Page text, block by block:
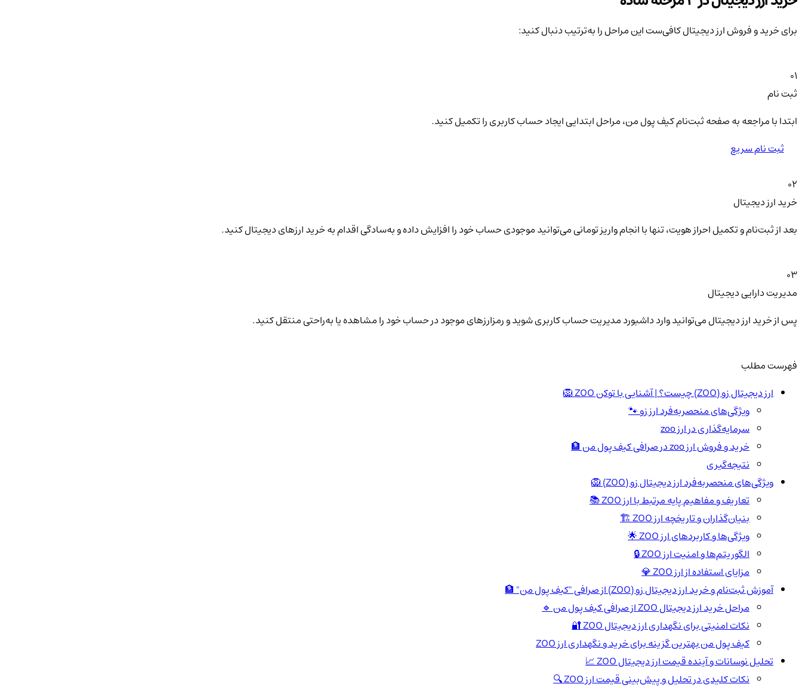
برای خرید و فروش ارز دیجیتال کافی‌ست این مراحل را به‌ترتیب دنبال کنید:
01
ثبت نام
ابتدا با مراجعه به صفحه ثبت‌نام کیف‌ پول من، مراحل ابتدایی ایجاد حساب کاربری را تکمیل کنید.
ثبت نام سریع
02
خرید ارز دیجیتال
بعد از ثبت‌نام و تکمیل احراز هویت، تنها با انجام واریز تومانی می‌توانید موجودی حساب خود را افزایش داده و به‌سادگی اقدام به خرید ارزهای دیجیتال کنید.
03
مدیریت دارایی دیجیتال
پس از خرید ارز دیجیتال می‌توانید وارد داشبورد مدیریت حساب کاربری شوید و رمزارزهای موجود در حساب خود را مشاهده یا به‌راحتی منتقل کنید.
فهرست مطلب
ارز دیجیتال زو (ZOO) چیست؟ | آشنایی با توکن ZOO 🦁
ویژگی‌های منحصربه‌فرد ارز زو 🐾
سرمایه‌گذاری در ارز zoo
خرید و فروش ارز zoo در صرافی کیف پول من 🏦
نتیجه‌گیری
ویژگی‌های منحصربه‌فرد ارز دیجیتال زو (ZOO) 🦁
تعاریف و مفاهیم پایه مرتبط با ارز ZOO 📚
بنیان‌گذاران و تاریخچه ارز ZOO 🏗️
ویژگی‌ها و کاربردهای ارز ZOO 🌟
الگوریتم‌ها و امنیت ارز ZOO 🔒
مزایای استفاده از ارز ZOO 💎
آموزش ثبت‌نام و خرید ارز دیجیتال زو (ZOO) از صرافی "کیف پول من" 🏦
مراحل خرید ارز دیجیتال ZOO از صرافی کیف پول من 🔹
نکات امنیتی برای نگهداری ارز دیجیتال ZOO 🔐
کیف پول من بهترین گزینه برای خرید و نگهداری ارز ZOO
تحلیل نوسانات و آینده قیمت ارز دیجیتال ZOO 📈
نکات کلیدی در تحلیل و پیش‌بینی قیمت ارز ZOO 🔍